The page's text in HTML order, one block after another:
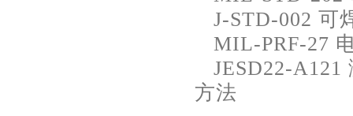
J-STD-002 可
MIL-PRF-27
JESD22-A121
方法